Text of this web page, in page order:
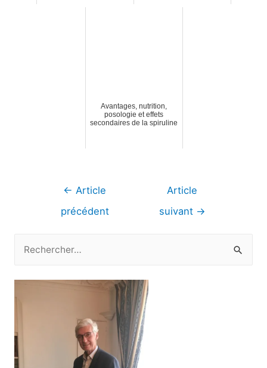
Avantages, nutrition,
posologie et effets
secondaires de la spiruline
Navigation
← Article
précédent
Article
suivant →
c
h
r
c